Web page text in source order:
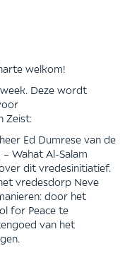
welkom!
Deze wordt
Zeist:
Ed Dumrese van de
Wahat Al-Salam
dit vredesinitiatief.
vredesdorp Neve
door het
for Peace te
van het